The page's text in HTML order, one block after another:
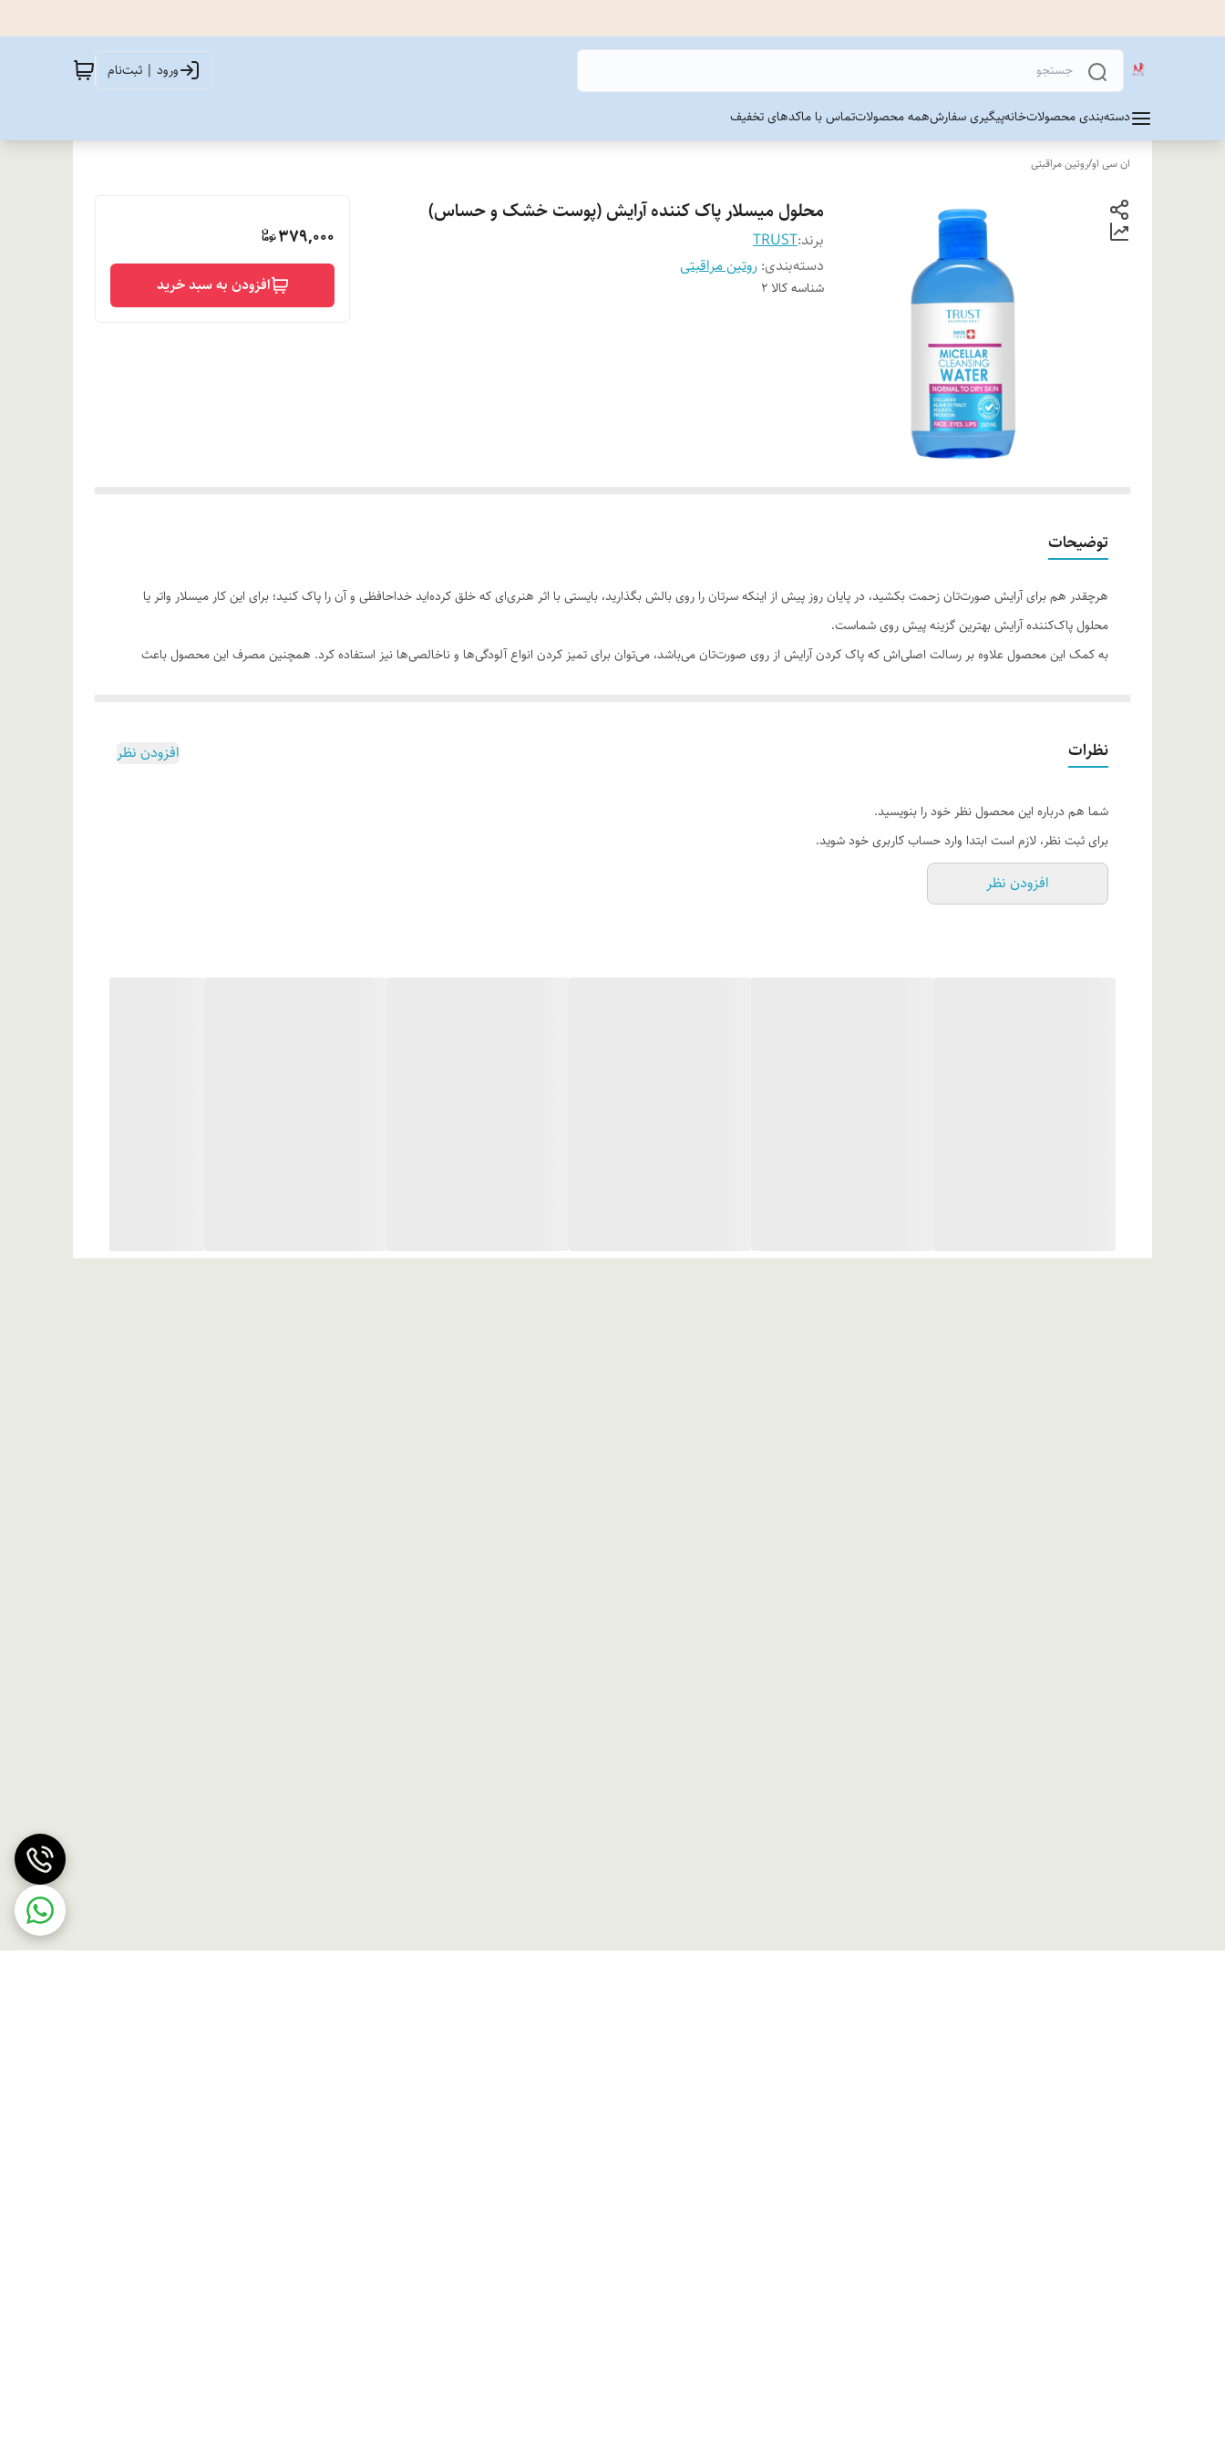
ورود | ثبت‌نام
دسته‌بندی محصولاتخانهپیگیری سفارشهمه محصولاتتماس با ماکدهای تخفیف
ان سی او/روتین مراقبتی
محلول میسلار پاک کننده آرایش (پوست خشک و حساس)
برند:TRUST
دسته‌بندی: روتین مراقبتی
شناسه کالا 2
379,000
افزودن به سبد خرید
توضیحات
هرچقدر هم برای آرایش صورت‌تان زحمت بکشید، در پایان روز پیش از اینکه سرتان را روی بالش بگذارید، بایستی با اثر هنری‌ای که خلق کرده‌اید خداحافظی و آن را پاک کنید؛ برای این کار میسلار واتر یا
محلول پاک‌کننده آرایش بهترین گزینه پیش روی شماست.
به کمک این محصول علاوه بر رسالت اصلی‌اش که پاک کردن آرایش از روی صورت‌تان می‌باشد، می‌توان برای تمیز کردن انواع آلودگی‌ها و ناخالصی‌ها نیز استفاده کرد. همچنین مصرف این محصول باعث
روش مصرف:
برای استفاده از این محصول، کافی است یک پد پنبه‌ای بردارید، کمی از محلول میسلار واتر را به آن آغشته کنید و با حرکات چرخشی یا ضربه ضربه، صورت‌تان را از آرایش و انواع آلودگی‌ها پاک
کنید؛ این کار را می‌توانید تا زمانی‌که پنبه تمیز است، تکرار کنید.
نظرات افزودن نظر
شما هم درباره این محصول نظر خود را بنویسید.
برای ثبت نظر، لازم است ابتدا وارد حساب کاربری خود شوید.
افزودن نظر